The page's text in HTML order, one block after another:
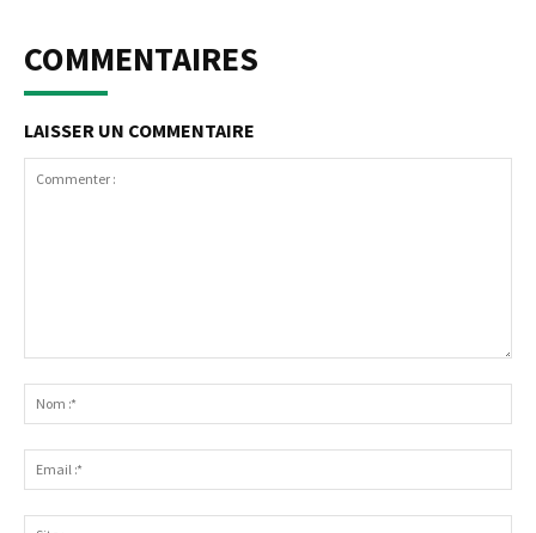
COMMENTAIRES
LAISSER UN COMMENTAIRE
:*
:*